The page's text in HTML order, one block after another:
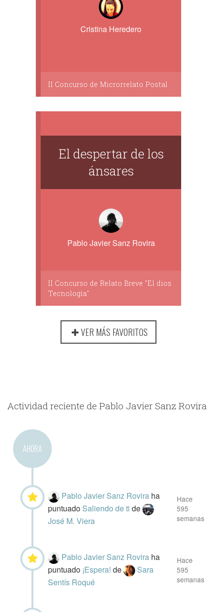
Cristina Heredero
II Concurso de Microrrelato Postal
El despertar de los
ánsares
Pablo Javier Sanz Rovira
II Concurso de Relato Breve "El dios
Tecnología"
VER MÁS FAVORITOS
Actividad reciente de Pablo Javier Sanz Rovira
AHORA
Pablo Javier Sanz Rovira ha
puntuado Saliendo de tide
José M. Viera
Hace
595
semanas
Pablo Javier Sanz Rovira ha
puntuado ¡Espera!de
Sara
Sentís Roqué
Hace
595
semanas